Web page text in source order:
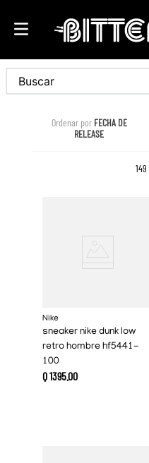
Buscar
Ordenar por FECHA DE
RELEASE
149
Nike
sneaker nike dunk low
retro hombre hf5441-
100
Q1395.00